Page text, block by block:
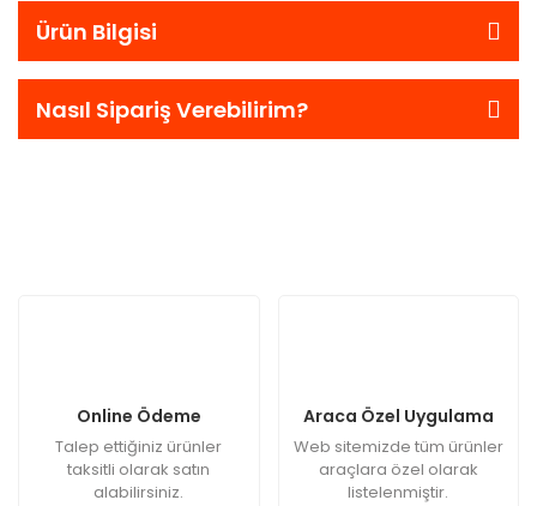
Ürün Bilgisi
Nasıl Sipariş Verebilirim?
Online Ödeme
Talep ettiğiniz ürünler
taksitli olarak satın
alabilirsiniz.
Araca Özel Uygulama
Web sitemizde tüm ürünler
araçlara özel olarak
listelenmiştir.